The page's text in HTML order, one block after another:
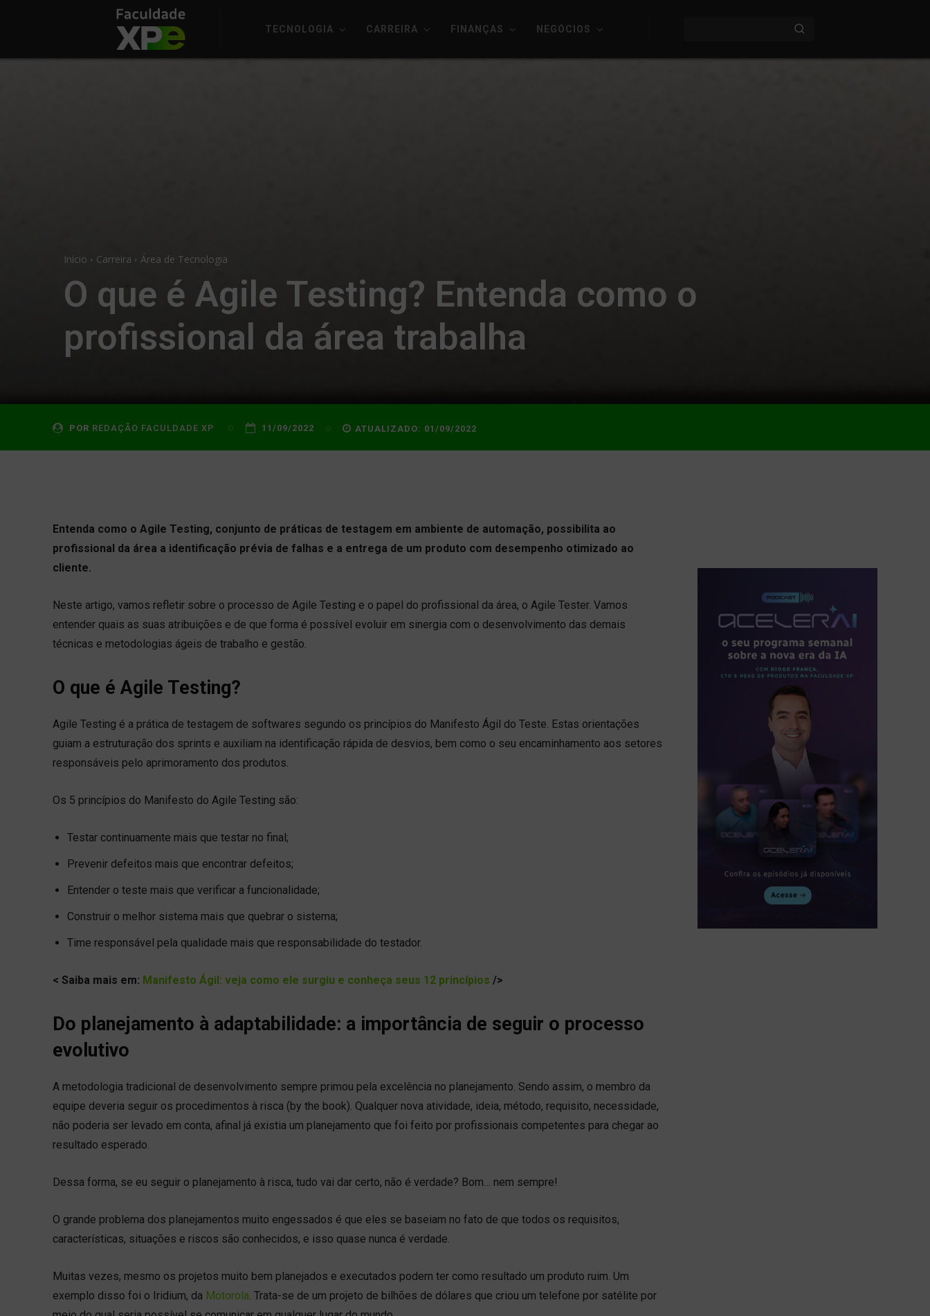
TECNOLOGIA CARREIRA FINANÇAS NEGÓCIOS
Início Carreira Área de Tecnologia
O que é Agile Testing? Entenda como o
profissional da área trabalha
POR REDAÇÃO FACULDADE XP 11/09/2022 ATUALIZADO: 01/09/2022
Entenda como o Agile Testing, conjunto de práticas de testagem em ambiente de automação, possibilita ao
profissional da área a identificação prévia de falhas e a entrega de um produto com desempenho otimizado ao
cliente.
Neste artigo, vamos refletir sobre o processo de Agile Testing e o papel do profissional da área, o Agile Tester. Vamos
entender quais as suas atribuições e de que forma é possível evoluir em sinergia com o desenvolvimento das demais
técnicas e metodologias ágeis de trabalho e gestão.
O que é Agile Testing?
Agile Testing é a prática de testagem de softwares segundo os princípios do Manifesto Ágil do Teste. Estas orientações
guiam a estruturação dos sprints e auxiliam na identificação rápida de desvios, bem como o seu encaminhamento aos setores
responsáveis pelo aprimoramento dos produtos.
Os 5 princípios do Manifesto do Agile Testing são:
Testar continuamente mais que testar no final;
Prevenir defeitos mais que encontrar defeitos;
Entender o teste mais que verificar a funcionalidade;
Construir o melhor sistema mais que quebrar o sistema;
Time responsável pela qualidade mais que responsabilidade do testador.
< Saiba mais em: Manifesto Ágil: veja como ele surgiu e conheça seus 12 princípios />
Do planejamento à adaptabilidade: a importância de seguir o processo
evolutivo
A metodologia tradicional de desenvolvimento sempre primou pela excelência no planejamento. Sendo assim, o membro da
equipe deveria seguir os procedimentos à risca (by the book). Qualquer nova atividade, ideia, método, requisito, necessidade,
não poderia ser levado em conta, afinal já existia um planejamento que foi feito por profissionais competentes para chegar ao
resultado esperado.
Dessa forma, se eu seguir o planejamento à risca, tudo vai dar certo, não é verdade? Bom… nem sempre!
O grande problema dos planejamentos muito engessados é que eles se baseiam no fato de que todos os requisitos,
características, situações e riscos são conhecidos, e isso quase nunca é verdade.
Muitas vezes, mesmo os projetos muito bem planejados e executados podem ter como resultado um produto ruim. Um
exemplo disso foi o Iridium, da Motorola . Trata-se de um projeto de bilhões de dólares que criou um telefone por satélite por